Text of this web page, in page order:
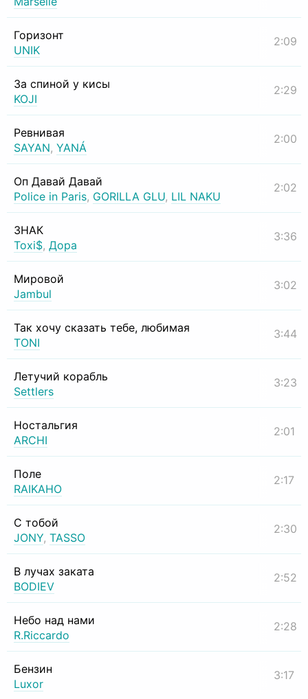
Горизонт
UNIK
2:09
За спиной у кисы
KOJI
2:29
Ревнивая
SAYAN, YANÁ
2:00
Оп Давай Давай
Police in Paris, GORILLA GLU, LIL NAKU
2:02
ЗНАК
Toxi$, Дора
3:36
Мировой
Jambul
3:02
Так хочу сказать тебе, любимая
TONI
3:44
Летучий корабль
Settlers
3:23
Ностальгия
ARCHI
2:01
Поле
RAIKAHO
2:17
С тобой
JONY, TASSO
2:30
В лучах заката
BODIEV
2:52
Небо над нами
R.Riccardo
2:28
Бензин
Luxor
3:17